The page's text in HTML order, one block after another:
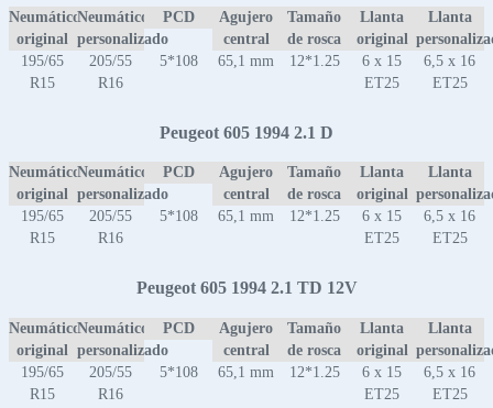
Neumático
original
Neumático
personalizado
PCD
Agujero
central
Tamaño
de rosca
Llanta
original
Llanta
195/65
R15
205/55
R16
5*108 65,1 mm 12*1.25
6 x 15
ET25
6,5 x 16
ET25
Peugeot 605 1994 2.1 D
Neumático
original
Neumático
personalizado
PCD
Agujero
central
Tamaño
de rosca
Llanta
original
Llanta
195/65
R15
205/55
R16
5*108 65,1 mm 12*1.25
6 x 15
ET25
6,5 x 16
ET25
Peugeot 605 1994 2.1 TD 12V
Neumático
original
Neumático
personalizado
PCD
Agujero
central
Tamaño
de rosca
Llanta
original
Llanta
195/65
R15
205/55
R16
5*108 65,1 mm 12*1.25
6 x 15
ET25
6,5 x 16
ET25